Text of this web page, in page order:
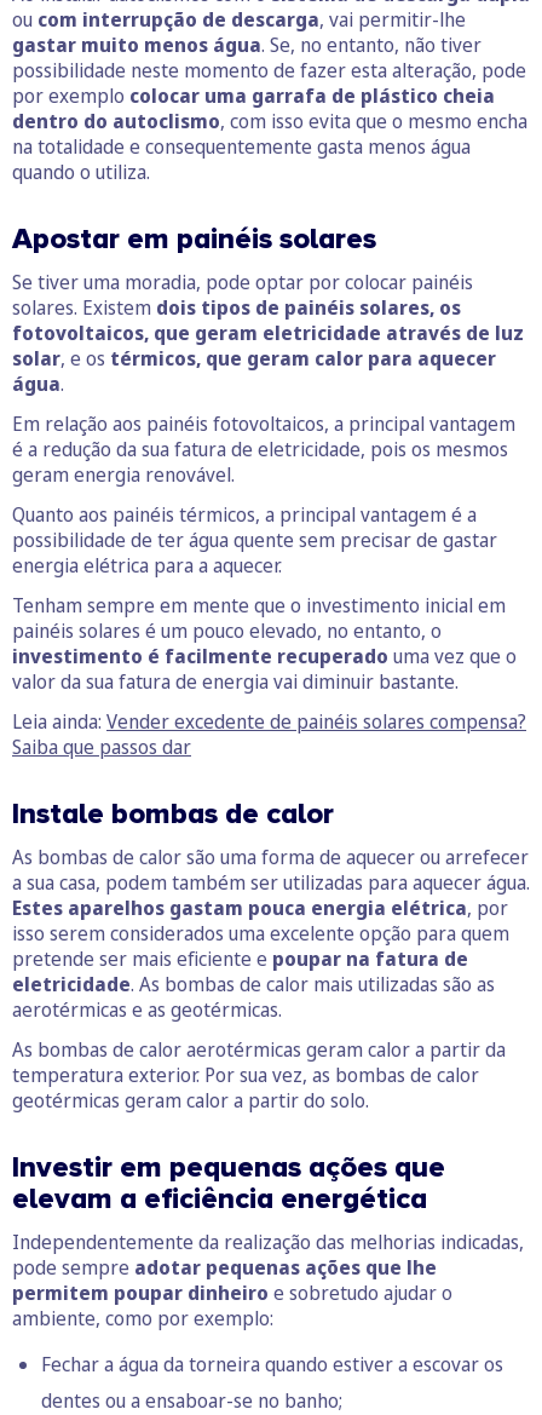
ou com interrupção de descarga, vai permitir-lhe
gastar muito menos água. Se, no entanto, não tiver
possibilidade neste momento de fazer esta alteração, pode
por exemplo colocar uma garrafa de plástico cheia
dentro do autoclismo, com isso evita que o mesmo encha
na totalidade e consequentemente gasta menos água
quando o utiliza.
Apostar em painéis solares
Se tiver uma moradia, pode optar por colocar painéis
solares. Existem dois tipos de painéis solares, os
fotovoltaicos, que geram eletricidade através de luz
solar, e os térmicos, que geram calor para aquecer
água.
Em relação aos painéis fotovoltaicos, a principal vantagem
é a redução da sua fatura de eletricidade, pois os mesmos
geram energia renovável.
Quanto aos painéis térmicos, a principal vantagem é a
possibilidade de ter água quente sem precisar de gastar
energia elétrica para a aquecer.
Tenham sempre em mente que o investimento inicial em
painéis solares é um pouco elevado, no entanto, o
investimento é facilmente recuperado uma vez que o
valor da sua fatura de energia vai diminuir bastante.
Leia ainda: Vender excedente de painéis solares compensa?
Saiba que passos dar
Instale bombas de calor
As bombas de calor são uma forma de aquecer ou arrefecer
a sua casa, podem também ser utilizadas para aquecer água.
Estes aparelhos gastam pouca energia elétrica, por
isso serem considerados uma excelente opção para quem
pretende ser mais eficiente e poupar na fatura de
eletricidade. As bombas de calor mais utilizadas são as
aerotérmicas e as geotérmicas.
As bombas de calor aerotérmicas geram calor a partir da
temperatura exterior. Por sua vez, as bombas de calor
geotérmicas geram calor a partir do solo.
Investir em pequenas ações que
elevam a eficiência energética
Independentemente da realização das melhorias indicadas,
pode sempre adotar pequenas ações que lhe
permitem poupar dinheiro e sobretudo ajudar o
ambiente, como por exemplo:
Fechar a água da torneira quando estiver a escovar os
dentes ou a ensaboar-se no banho;